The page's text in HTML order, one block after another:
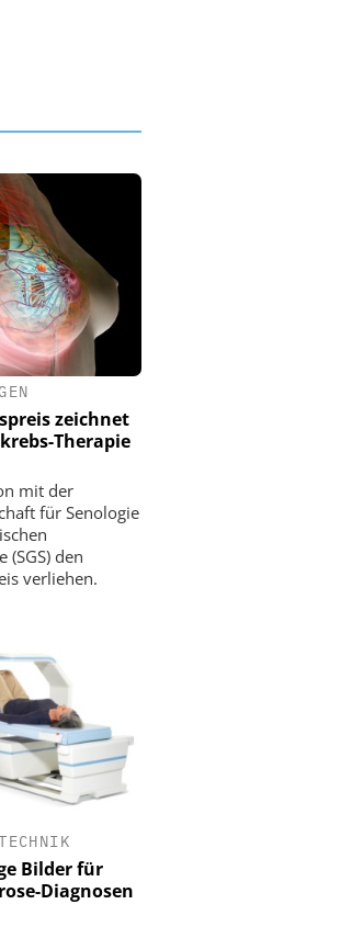
zeichnet
Therapie
mit der
für Senologie
(SGS) den
verliehen.
Bilder für
Diagnosen